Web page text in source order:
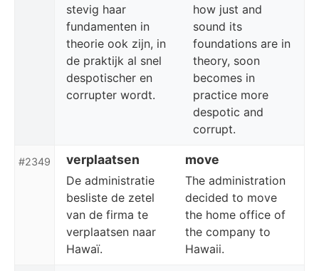
stevig haar
fundamenten in
theorie ook zijn, in
de praktijk al snel
despotischer en
corrupter wordt.
how just and
sound its
foundations are in
theory, soon
becomes in
practice more
despotic and
corrupt.
#2349 verplaatsen move
De administratie
besliste de zetel
van de firma te
verplaatsen naar
Hawaï.
The administration
decided to move
the home office of
the company to
Hawaii.